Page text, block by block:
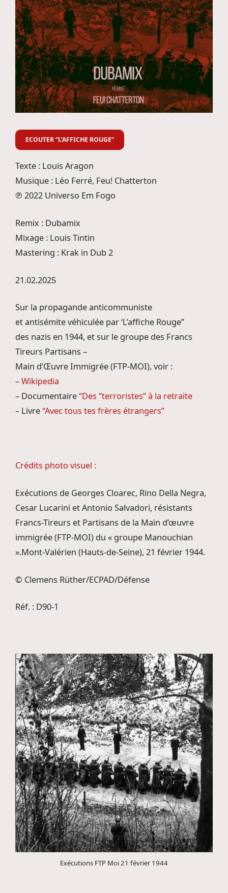
ECOUTER “L’AFFICHE ROUGE”
Texte : Louis Aragon
Musique : Léo Ferré, Feu! Chatterton
℗ 2022 Universo Em Fogo
Remix : Dubamix
Mixage : Louis Tintin
Mastering : Krak in Dub 2
21.02.2025
Sur la propagande anticommuniste
et antisémite véhiculée par ‘L’affiche Rouge”
des nazis en 1944, et sur le groupe des Francs
Tireurs Partisans –
Main d’Œuvre Immigrée (FTP-MOI), voir :
–Wikipedia
– Documentaire“Des “terroristes” à la retraite
– Livre“Avec tous tes frères étrangers”
Crédits photo visuel :
Exécutions de Georges Cloarec, Rino Della Negra,
Cesar Lucarini et Antonio Salvadori, résistants
Francs-Tireurs et Partisans de la Main d’œuvre
immigrée (FTP-MOI) du « groupe Manouchian
».Mont-Valérien (Hauts-de-Seine), 21 février 1944.
© Clemens Rüther/ECPAD/Défense
Réf. : D90-1
Exécutions FTP Moi 21 février 1944